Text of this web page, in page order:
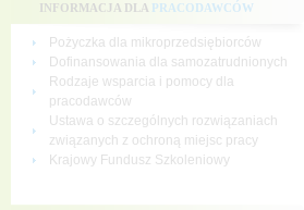
INFORMACJA DLA PRACODAWCÓW
Pożyczka dla mikroprzedsiębiorców
Dofinansowania dla samozatrudnionych
Rodzaje wsparcia i pomocy dla
pracodawców
Ustawa o szczególnych rozwiązaniach
związanych z ochroną miejsc pracy
Krajowy Fundusz Szkoleniowy